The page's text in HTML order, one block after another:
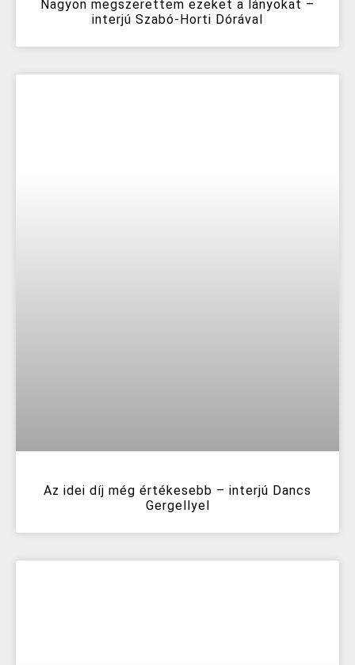
Nagyon megszerettem ezeket a lányokat –
interjú Szabó-Horti Dórával
Az idei díj még értékesebb – interjú Dancs
Gergellyel